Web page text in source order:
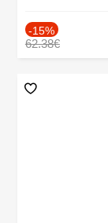
-15%
62.38€